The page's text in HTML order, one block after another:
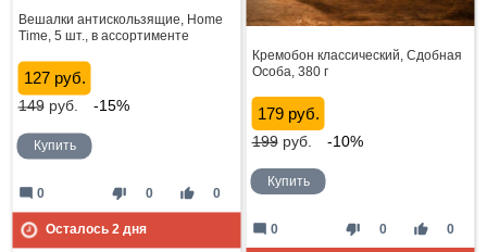
Вешалки антискользящие, Home
Time, 5 шт., в ассортименте
127 руб.
149руб. -15%
Купить
thumb_down 0 thumb_up 0
mode_comment 0
Осталось 2дня
Кремобон классический, Сдобная
Особа, 380 г
179 руб.
199руб. -10%
Купить
thumb_down 0 thumb_up 0
mode_comment 0